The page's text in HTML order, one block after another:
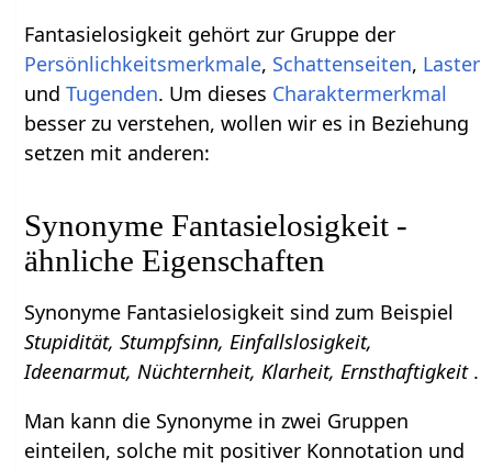
Fantasielosigkeit gehört zur Gruppe der
Persönlichkeitsmerkmale, Schattenseiten, Laster
undTugenden. Um dieses Charaktermerkmal
besser zu verstehen, wollen wir es in Beziehung
setzen mit anderen:
Synonyme Fantasielosigkeit -
ähnliche Eigenschaften
Synonyme Fantasielosigkeit sind zum Beispiel
Stupidität, Stumpfsinn, Einfallslosigkeit,
Ideenarmut, Nüchternheit, Klarheit, Ernsthaftigkeit .
Man kann die Synonyme in zwei Gruppen
einteilen, solche mit positiver Konnotation und